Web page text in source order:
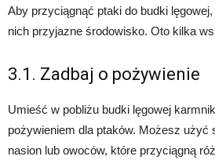
Aby przyciągnąć ptaki do budki
nich przyjazne środowisko. Oto kilka
3.1. Zadbaj o pożywienie
Umieść w pobliżu budki lęgowej
pożywieniem dla ptaków. Możesz użyć
nasion lub owoców, które przyciągną